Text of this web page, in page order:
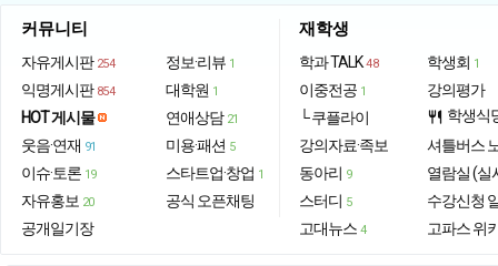
커뮤니티
자유게시판 254
익명게시판 854
HOT 게시물
웃음·연재 91
이슈·토론 19
자유홍보 20
공개일기장
정보·리뷰 1
대학원 1
연애상담 21
미용·패션 5
스타트업·창업 1
공식 오픈채팅
재학생
학과 TALK 48
이중전공 1
└ 쿠플라이
강의자료·족보
동아리 9
스터디 5
고대뉴스 4
학생회 1
강의평가
restaurant 학생식
셔틀버스
열람실 (실
수강신청
고파스 위